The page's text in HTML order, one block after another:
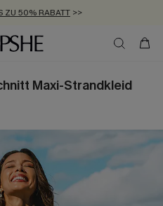
ZU 50% RABATT >>
-20% EXTRA ERHALTEN
AB 89 €
Maxi-Strandkleid